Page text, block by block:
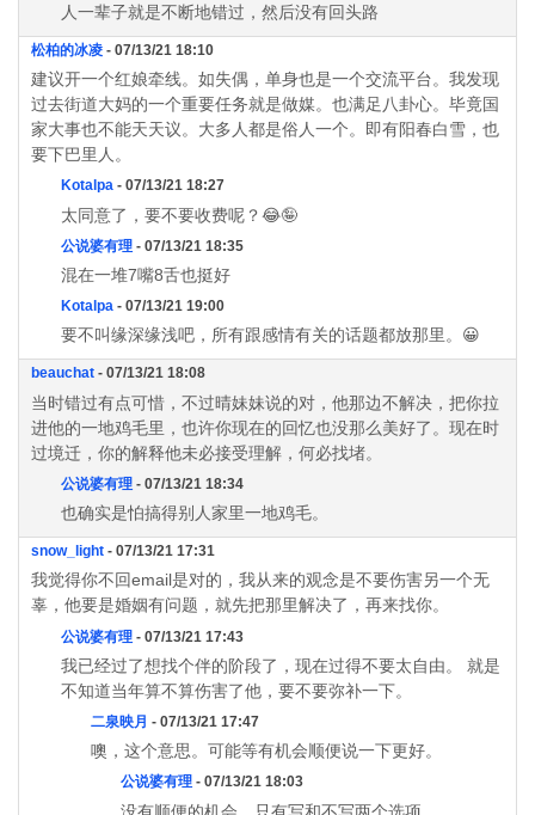
人一辈子就是不断地错过，然后没有回头路
松柏的冰凌 - 07/13/21 18:10
建议开一个红娘牵线。如失偶，单身也是一个交流平台。我发现
过去街道大妈的一个重要任务就是做媒。也满足八卦心。毕竟国
家大事也不能天天议。大多人都是俗人一个。即有阳春白雪，也
要下巴里人。
Kotalpa - 07/13/21 18:27
太同意了，要不要收费呢？😂🤪
公说婆有理 - 07/13/21 18:35
混在一堆7嘴8舌也挺好
Kotalpa - 07/13/21 19:00
要不叫缘深缘浅吧，所有跟感情有关的话题都放那里。😀
beauchat - 07/13/21 18:08
当时错过有点可惜，不过晴妹妹说的对，他那边不解决，把你拉
进他的一地鸡毛里，也许你现在的回忆也没那么美好了。现在时
过境迁，你的解释他未必接受理解，何必找堵。
公说婆有理 - 07/13/21 18:34
也确实是怕搞得别人家里一地鸡毛。
snow_light - 07/13/21 17:31
我觉得你不回email是对的，我从来的观念是不要伤害另一个无
辜，他要是婚姻有问题，就先把那里解决了，再来找你。
公说婆有理 - 07/13/21 17:43
我已经过了想找个伴的阶段了，现在过得不要太自由。 就是
不知道当年算不算伤害了他，要不要弥补一下。
二泉映月 - 07/13/21 17:47
噢，这个意思。可能等有机会顺便说一下更好。
公说婆有理 - 07/13/21 18:03
没有顺便的机会，只有写和不写两个选项。